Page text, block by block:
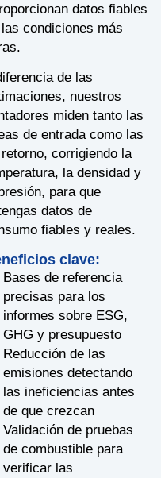
datos fiables
condiciones más
de las
nuestros
miden tanto las
de entrada como las
corrigiendo la
la densidad y
para que
datos de
fiables y reales.
clave:
Bases de referencia
precisas para los
informes sobre ESG,
GHG y presupuesto
Reducción de las
emisiones detectando
las ineficiencias antes
de que crezcan
Validación de pruebas
de combustible para
verificar las